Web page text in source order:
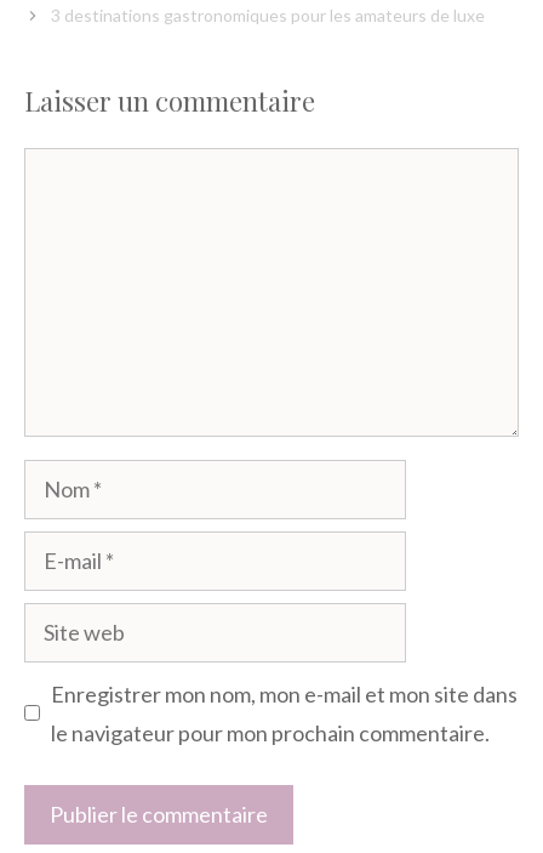
3 destinations gastronomiques pour les amateurs de luxe
Laisser un commentaire
Nom
mail
Site
web
Enregistrer mon nom, mon e-mail et mon site dans
le navigateur pour mon prochain commentaire.